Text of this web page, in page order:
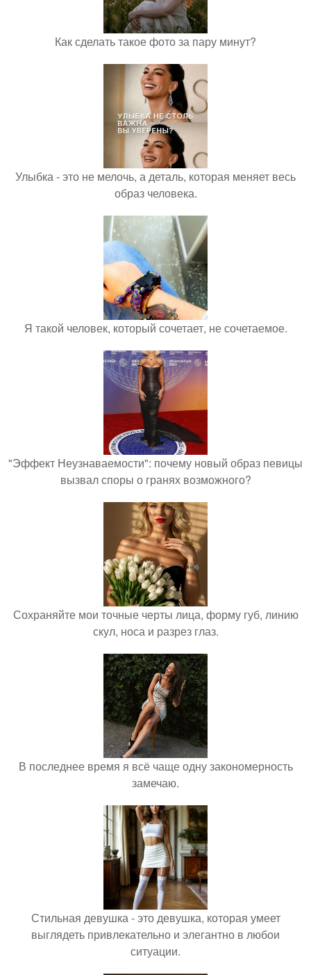
Как сделать такое фото за пару минут?
Улыбка - это не мелочь, а деталь, которая меняет весь
образ человека.
Я такой человек, который сочетает, не сочетаемое.
"Эффект Неузнаваемости": почему новый образ певицы
вызвал споры о гранях возможного?
Сохраняйте мои точные черты лица, форму губ, линию
скул, носа и разрез глаз.
В последнее время я всё чаще одну закономерность
замечаю.
Стильная девушка - это девушка, которая умеет
выглядеть привлекательно и элегантно в любои
ситуации.